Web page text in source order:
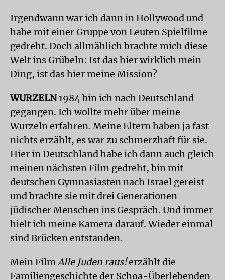
Irgendwann war ich dann in Hollywood und
habe mit einer Gruppe von Leuten Spielfilme
gedreht. Doch allmählich brachte mich diese
Welt ins Grübeln: Ist das hier wirklich mein
Ding, ist das hier meine Mission?
WURZELN1984 bin ich nach Deutschland
gegangen. Ich wollte mehr über meine
Wurzeln erfahren. Meine Eltern haben ja fast
nichts erzählt, es war zu schmerzhaft für sie.
Hier in Deutschland habe ich dann auch gleich
meinen nächsten Film gedreht, bin mit
deutschen Gymnasiasten nach Israel gereist
und brachte sie mit drei Generationen
jüdischer Menschen ins Gespräch. Und immer
hielt ich meine Kamera darauf. Wieder einmal
sind Brücken entstanden.
Mein FilmAlle Juden raus!erzählt die
Familiengeschichte der Schoa-Überlebenden